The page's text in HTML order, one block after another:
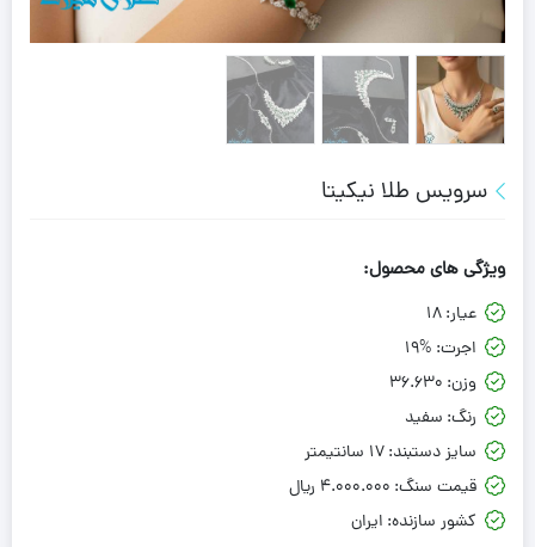
سرویس طلا نیکیتا
ویژگی های محصول:
عیار:18
اجرت: 19%
وزن: 36.630
رنگ: سفید
سایز دستبند:17 سانتیمتر
قیمت سنگ: 4.000.000 ريال
کشور سازنده: ایران